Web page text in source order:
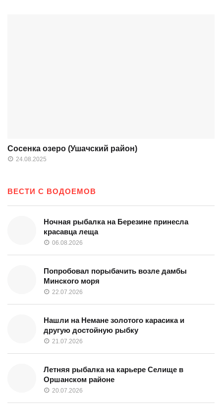
Сосенка озеро (Ушачский район)
24.08.2025
ВЕСТИ С ВОДОЕМОВ
Ночная рыбалка на Березине принесла
красавца леща
06.08.2026
Попробовал порыбачить возле дамбы
Минского моря
22.07.2026
Нашли на Немане золотого карасика и
другую достойную рыбку
21.07.2026
Летняя рыбалка на карьере Селище в
Оршанском районе
20.07.2026